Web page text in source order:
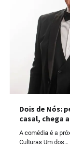
Dois de Nós:
casal, chega
A comédia é a
Culturas Um dos…